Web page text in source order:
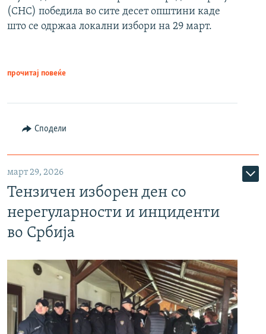
(СНС) победила во сите десет општини каде
што се одржаа локални избори на 29 март.
прочитај повеќе
Сподели
март 29, 2026
Тензичен изборен ден со
нерегуларности и инциденти
во Србија